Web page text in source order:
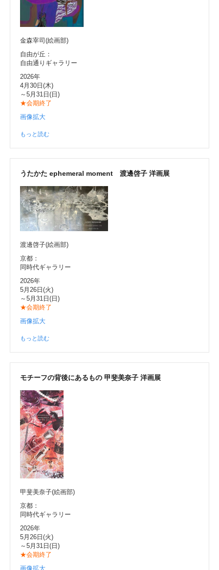
金森宰司(絵画部)
自由が丘：
自由通りギャラリー
2026年
4月30日(木)
～5月31日(日)
★会期終了
画像拡大
もっと読む
うたかた ephemeral moment 渡邊啓子 洋画展
渡邊啓子(絵画部)
京都：
同時代ギャラリー
2026年
5月26日(火)
～5月31日(日)
★会期終了
画像拡大
もっと読む
モチーフの背後にあるもの 甲斐美奈子 洋画展
甲斐美奈子(絵画部)
京都：
同時代ギャラリー
2026年
5月26日(火)
～5月31日(日)
★会期終了
画像拡大